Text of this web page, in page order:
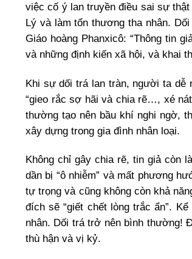
việc cố ý lan truyền điều sai sự thật
Lý và làm tổn thương tha nhân.
Giáo hoàng Phanxicô: “Thông tin
và những định kiến xã hội, và khai
Khi sự dối trá lan tràn, người ta dễ
“gieo rắc sợ hãi và chia rẽ…, xé
thường tạo nên bầu khí nghi ngờ,
xây dựng trong gia đình nhân loại.
Không chỉ gây chia rẽ, tin giả còn
dần bị “ô nhiễm” và mất phương
tự trọng và cũng không còn khả
đích sẽ “giết chết lòng trắc ẩn”.
nhân. Dối trá trở nên bình thường!
thù hận và vị kỷ.